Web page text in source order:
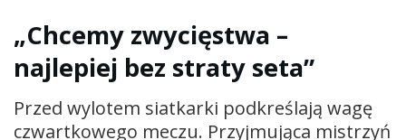
„Chcemy zwycięstwa –
najlepiej bez straty seta”
Przed wylotem siatkarki podkreślają wagę
czwartkowego meczu. Przyjmująca mistrzyń